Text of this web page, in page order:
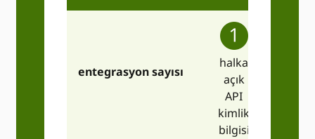
entegrasyon sayısı
halka
açık
API
kimlik
bilgisi